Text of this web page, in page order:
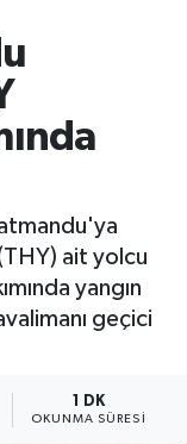
ait yolcu
yangın
geçici
1 DK
OKUNMA SÜRESI